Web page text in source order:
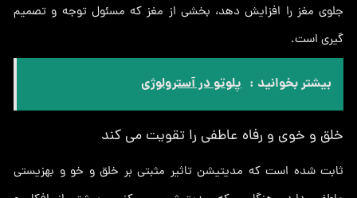
جلوی مغز را افزایش دهد، بخشی از مغز که مسئول توجه و تصمیم
گیری است.
بیشتر بخوانید : پلوتو در آسترولوژي
خلق و خوی و رفاه عاطفی را تقویت می کند
ثابت شده است که مدیتیشن تاثیر مثبتی بر خلق و خو و بهزیستی